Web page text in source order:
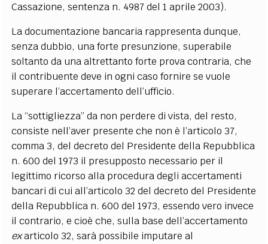
Cassazione, sentenza n. 4987 del 1 aprile 2003).
La documentazione bancaria rappresenta dunque,
senza dubbio, una forte presunzione, superabile
soltanto da una altrettanto forte prova contraria, che
il contribuente deve in ogni caso fornire se vuole
superare l’accertamento dell’ufficio.
La “sottigliezza” da non perdere di vista, del resto,
consiste nell’aver presente che non è l’articolo 37,
comma 3, del decreto del Presidente della Repubblica
n. 600 del 1973 il presupposto necessario per il
legittimo ricorso alla procedura degli accertamenti
bancari di cui all’articolo 32 del decreto del Presidente
della Repubblica n. 600 del 1973, essendo vero invece
il contrario, e cioè che, sulla base dell’accertamento
exarticolo 32, sarà possibile imputare al